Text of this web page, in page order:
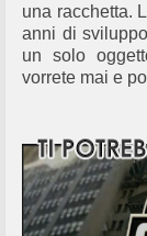
una racchetta.
anni di
un solo
vorrete mai e